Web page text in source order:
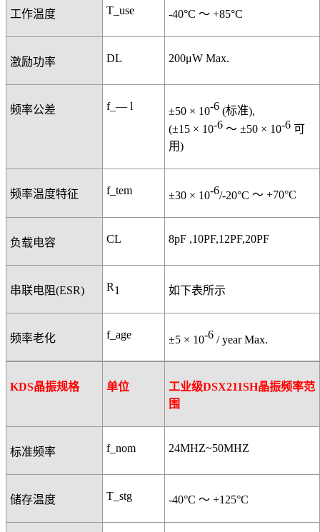
工作温度 T_use -40°C ～ +85°C
激励功率 DL 200μW Max.
频率公差 f_— l ±50 × 10-6 (标准),
(±15 × 10-6 ～ ±50 × 10-6 可
用)
频率温度特征 f_tem ±30 × 10-6/-20°C ～ +70°C
负载电容 CL 8pF ,10PF,12PF,20PF
串联电阻(ESR) R1 如下表所示
频率老化 f_age ±5 × 10-6 / year Max.
KDS晶振规格 单位 工业级DSX211SH晶振频率范
围
标准频率 f_nom 24MHZ~50MHZ
储存温度 T_stg -40°C ～ +125°C